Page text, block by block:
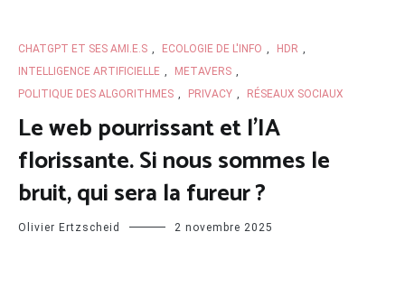
CHATGPT ET SES AMI.E.S ECOLOGIE DE L'INFO HDR
INTELLIGENCE ARTIFICIELLE
METAVERS
POLITIQUE DES ALGORITHMES
PRIVACY RÉSEAUX SOCIAUX
Le web pourrissant et l’IA
florissante. Si nous sommes le
bruit, qui sera la fureur ?
Olivier Ertzscheid 2 novembre 2025